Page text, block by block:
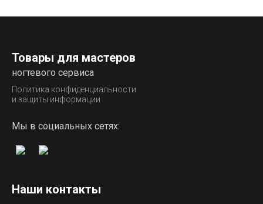
Товары для мастеров
ногтевого сервиса
Политика конфиденциальности
и защиты информации
Мы в социальных сетях:
Наши контакты